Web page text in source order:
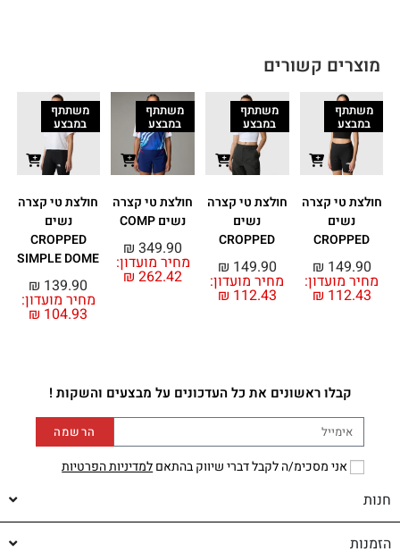
מוצרים קשורים
משתתף
במבצע
חולצת טי קצרה
נשים
CROPPED
מחיר מועדון:
₪ 112.43
₪ 149.90
משתתף
במבצע
חולצת טי קצרה
נשים
CROPPED
מחיר מועדון:
₪ 112.43
₪ 149.90
משתתף
במבצע
חולצת טי קצרה
נשים COMP
מחיר מועדון:
₪ 262.42
₪ 349.90
משתתף
במבצע
חולצת טי קצרה
נשים
CROPPED
SIMPLE DOME
מחיר מועדון:
₪ 104.93
₪ 139.90
קבלו ראשונים את כל העדכונים על מבצעים והשקות !
אני מסכימ/ה לקבל דברי שיווק בהתאםלמדיניות הפרטיות
הרשמה
חנות
הזמנות